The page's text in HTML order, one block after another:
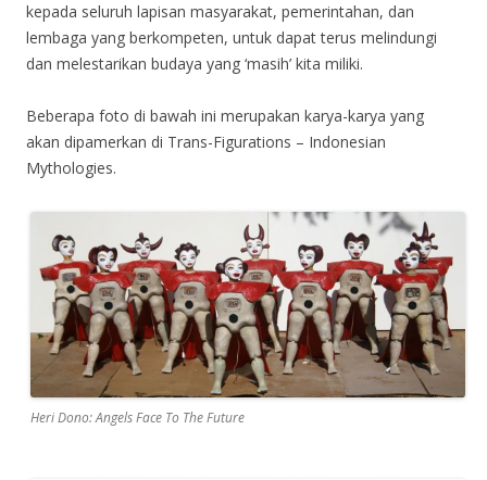
kepada seluruh lapisan masyarakat, pemerintahan, dan
lembaga yang berkompeten, untuk dapat terus melindungi
dan melestarikan budaya yang ‘masih’ kita miliki.
Beberapa foto di bawah ini merupakan karya-karya yang
akan dipamerkan di Trans-Figurations – Indonesian
Mythologies.
Heri Dono: Angels Face To The Future